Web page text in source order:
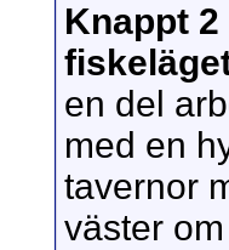
Knappt
en del
med en
tavernor
väster